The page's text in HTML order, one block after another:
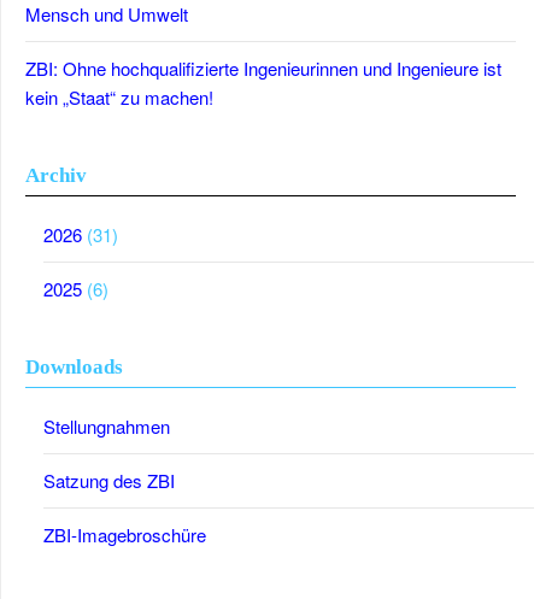
Mensch und Umwelt
ZBI: Ohne hochqualifizierte Ingenieurinnen und Ingenieure ist
kein „Staat“ zu machen!
Archiv
2026 (31)
2025 (6)
Downloads
Stellungnahmen
Satzung des ZBI
ZBI-Imagebroschüre